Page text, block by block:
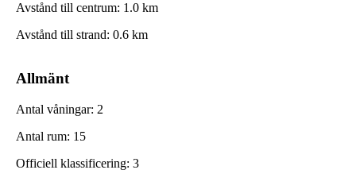
Avstånd till centrum: 1.0 km
Avstånd till strand: 0.6 km
Allmänt
Antal våningar: 2
Antal rum: 15
Officiell klassificering: 3